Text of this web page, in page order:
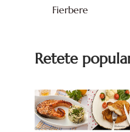
Fierbere
Retete